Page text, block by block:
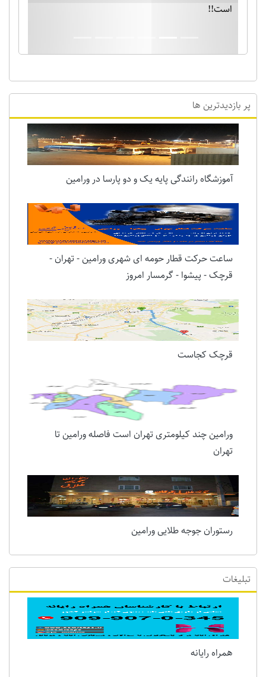
است!!
پر بازدیدترین ها
آموزشگاه رانندگی پایه یک و دو پارسا در ورامین
ساعت حرکت قطار حومه ای شهری ورامین - تهران -
قرچک - پیشوا - گرمسار امروز
قرچک کجاست
ورامین چند کیلومتری تهران است فاصله ورامین تا
تهران
رستوران جوجه طلایی ورامین
تبلیغات
همراه رایانه